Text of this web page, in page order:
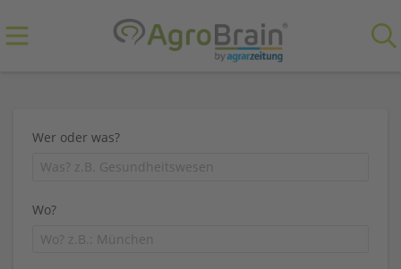
Wer oder was?
Wo?